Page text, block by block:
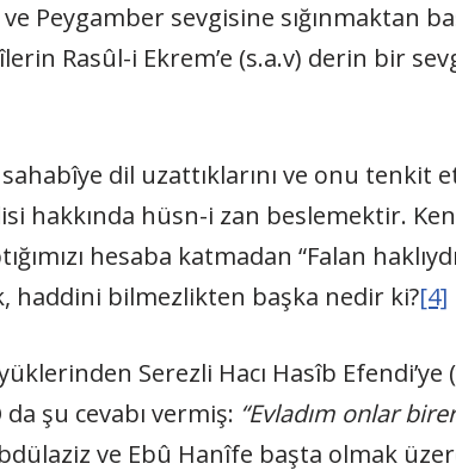
Peygamber sevgisine sığınmaktan
Rasûl-i Ekrem’e (s.a.v) derin bir
dil uzattıklarını ve onu
hakkında hüsn-i zan beslemektir.
hesaba katmadan “Falan
haddini bilmezlikten başka nedir ki?[4]
Serezli Hacı Hasîb Efendi’ye
şu cevabı vermiş: “Evladım onlar
ve Ebû Hanîfe başta olmak